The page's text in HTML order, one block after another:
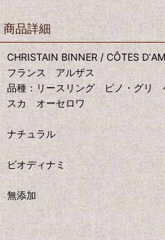
商品詳細
CHRISTAIN BINNER / CÔTES
フランス アルザス
品種：リースリング ピノ・グリ
スカ オーセロワ
ナチュラル
ビオディナミ
無添加